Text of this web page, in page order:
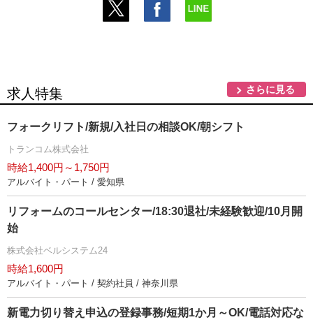
求人特集 さらに見る
フォークリフト/新規/入社日の相談OK/朝シフト
トランコム株式会社
時給1,400円～1,750円
アルバイト・パート / 愛知県
リフォームのコールセンター/18:30退社/未経験歓迎/10月開
始
株式会社ベルシステム24
時給1,600円
アルバイト・パート / 契約社員 / 神奈川県
新電力切り替え申込の登録事務/短期1か月～OK/電話対応な